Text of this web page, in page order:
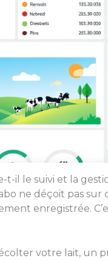
t-il le suivi et la
ne déçoit pas
enregistrée.
votre lait, un